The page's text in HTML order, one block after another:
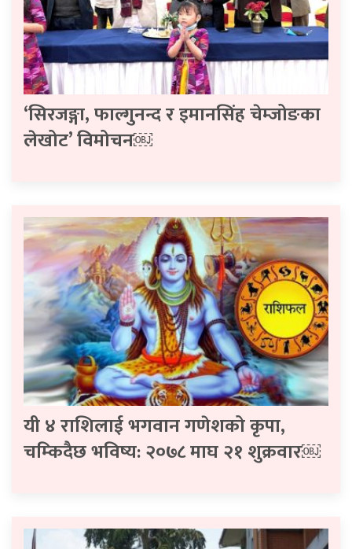
‘सिरजङ्गा, फाल्गुनन्द र इमानसिंह चेम्जोङका
लेखोट’ विमोचन￼
यी ४ राशिलाई भगवान गणेशको कृपा,
चम्किदैछ भविष्य: २०७८ माघ २१ शुक्रवार￼